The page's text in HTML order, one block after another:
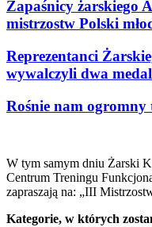
Zapaśnicy żarskiego
mistrzostw Polski
Reprezentanci
wywalczyli dwa
Rośnie nam ogromny
W tym samym dniu Żarski
Centrum Treningu
zapraszają na: „III
Kategorie, w których